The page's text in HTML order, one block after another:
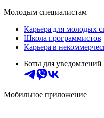
Молодым специалистам
Карьера для молодых
Школа программистов
Карьера в
Боты для уведомлений
Мобильное приложение